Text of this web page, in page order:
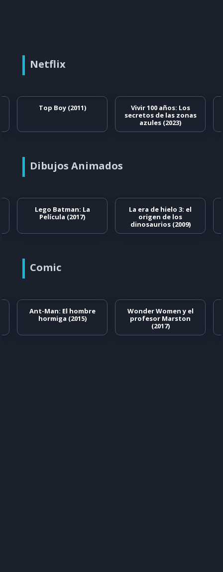
Netflix
Top Boy (2011)
Vivir 100 años: Los
secretos de las zonas
azules (2023)
Dibujos Animados
Lego Batman: La
Película (2017)
La era de hielo 3: el
origen de los
dinosaurios (2009)
Comic
Ant-Man: El hombre
hormiga (2015)
Wonder Women y el
profesor Marston
(2017)